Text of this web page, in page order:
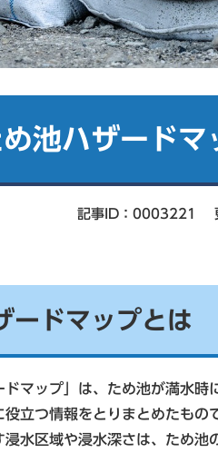
池ハザードマ
記事ID：0003221
ードマップとは
マップ」は、ため池が満水時
立つ情報をとりまとめたもの
水区域や浸水深さは、ため池